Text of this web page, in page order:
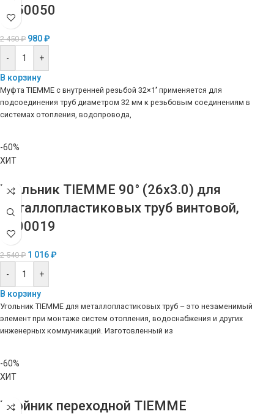
1650050
2 450₽ 980₽
-
+
В корзину
Муфта TIEMME с внутренней резьбой 32×1’’ применяется для
подсоединения труб диаметром 32 мм к резьбовым соединениям в
системах отопления, водопровода,
-60%
ХИТ
Угольник TIEMME 90° (26х3.0) для
металлопластиковых труб винтовой,
1600019
2 540₽ 1 016₽
-
+
В корзину
Угольник TIEMME для металлопластиковых труб – это незаменимый
элемент при монтаже систем отопления, водоснабжения и других
инженерных коммуникаций. Изготовленный из
-60%
ХИТ
Тройник переходной TIEMME